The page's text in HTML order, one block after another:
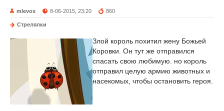
mlevox 8-06-2015, 23:20 860
Стрелялки
Злой король похитил жену Божьей
Коровки. Он тут же отправился
спасать свою любимую. но король
отправил целую армию животных и
насекомых, чтобы остановить героя.